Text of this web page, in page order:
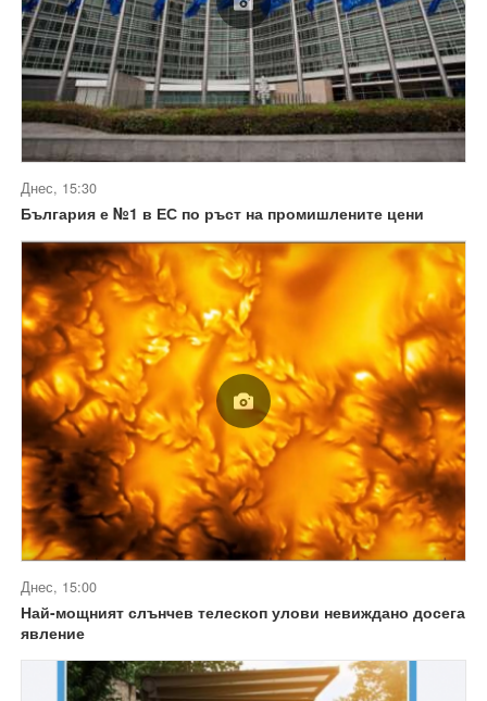
Днес, 15:30
България е №1 в ЕС по ръст на промишлените цени
Днес, 15:00
Най-мощният слънчев телескоп улови невиждано досега
явление